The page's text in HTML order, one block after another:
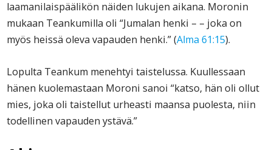
laamanilaispäälikön näiden lukujen aikana. Moronin
mukaan Teankumilla oli “Jumalan henki – – joka on
myös heissä oleva vapauden henki.” (Alma 61:15).
Lopulta Teankum menehtyi taistelussa. Kuullessaan
hänen kuolemastaan Moroni sanoi “katso, hän oli ollut
mies, joka oli taistellut urheasti maansa puolesta, niin
todellinen vapauden ystävä.”